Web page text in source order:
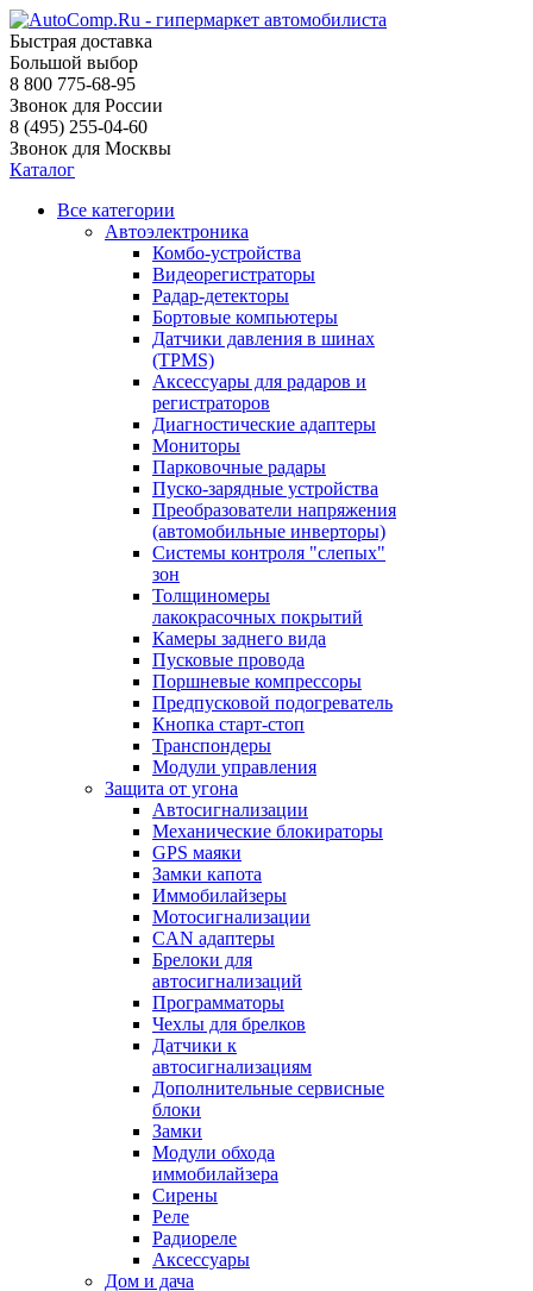
Быстрая доставка
Большой выбор
8 800 775-68-95
Звонок для России
8 (495) 255-04-60
Звонок для Москвы
Каталог
Все категории
Автоэлектроника
Комбо-устройства
Видеорегистраторы
Радар-детекторы
Бортовые компьютеры
Датчики давления в шинах
(TPMS)
Аксессуары для радаров и
регистраторов
Диагностические адаптеры
Мониторы
Парковочные радары
Пуско-зарядные устройства
Преобразователи напряжения
(автомобильные инверторы)
Системы контроля "слепых"
зон
Толщиномеры
лакокрасочных покрытий
Камеры заднего вида
Пусковые провода
Поршневые компрессоры
Предпусковой подогреватель
Кнопка старт-стоп
Транспондеры
Модули управления
Защита от угона
Автосигнализации
Механические блoкираторы
GPS маяки
Замки капота
Иммобилайзеры
Мотосигнализации
CAN адаптеры
Брелоки для
автосигнализаций
Программаторы
Чехлы для брелков
Датчики к
автосигнализациям
Дополнительные сервисные
блоки
Замки
Модули обхода
иммобилайзера
Сирены
Реле
Радиореле
Аксессуары
Дом и дача